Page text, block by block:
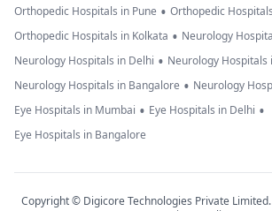
Orthopedic Hospitals in Pune • Orthopedic
Orthopedic Hospitals in Kolkata • Neurology
Neurology Hospitals in Delhi • Neurology Hospitals
Neurology Hospitals in Bangalore • Neurology
Eye Hospitals in Mumbai • Eye Hospitals in Delhi •
Eye Hospitals in Bangalore
Copyright © Digicore Technologies Private